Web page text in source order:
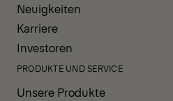
Neuigkeiten
Karriere
Investoren
PRODUKTE UND SERVICE
Unsere Produkte